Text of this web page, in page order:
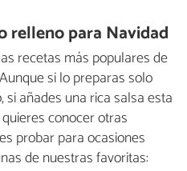
relleno para Navidad
recetas más populares de
si lo preparas solo
añades una rica salsa esta
conocer otras
probar para ocasiones
de nuestras favoritas: